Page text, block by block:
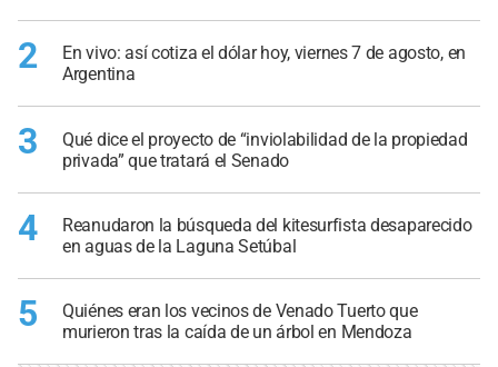
2
En vivo: así cotiza el dólar hoy, viernes 7 de agosto, en
Argentina
3
Qué dice el proyecto de “inviolabilidad de la propiedad
privada” que tratará el Senado
4
Reanudaron la búsqueda del kitesurfista desaparecido
en aguas de la Laguna Setúbal
5
Quiénes eran los vecinos de Venado Tuerto que
murieron tras la caída de un árbol en Mendoza